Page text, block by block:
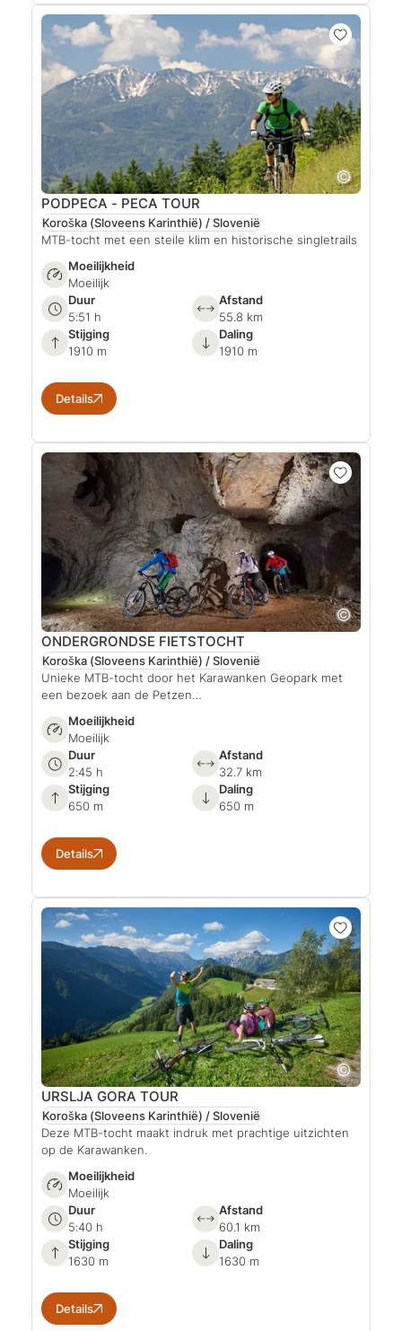
PODPECA - PECA TOUR
Koroška (Sloveens Karinthië) / Slovenië
MTB-tocht met een steile klim en historische singletrails
Moeilijkheid
Moeilijk
Duur
5:51 h
Afstand
55.8 km
Stijging
1910 m
Daling
1910 m
Details
ONDERGRONDSE FIETSTOCHT
Koroška (Sloveens Karinthië) / Slovenië
Unieke MTB-tocht door het Karawanken Geopark met
een bezoek aan de Petzen…
Moeilijkheid
Moeilijk
Duur
2:45 h
Afstand
32.7 km
Stijging
650 m
Daling
650 m
Details
URSLJA GORA TOUR
Koroška (Sloveens Karinthië) / Slovenië
Deze MTB-tocht maakt indruk met prachtige uitzichten
op de Karawanken.
Moeilijkheid
Moeilijk
Duur
5:40 h
Afstand
60.1 km
Stijging
1630 m
Daling
1630 m
Details